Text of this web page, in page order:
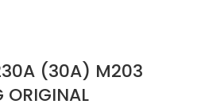
(30A) M203
ORIGINAL